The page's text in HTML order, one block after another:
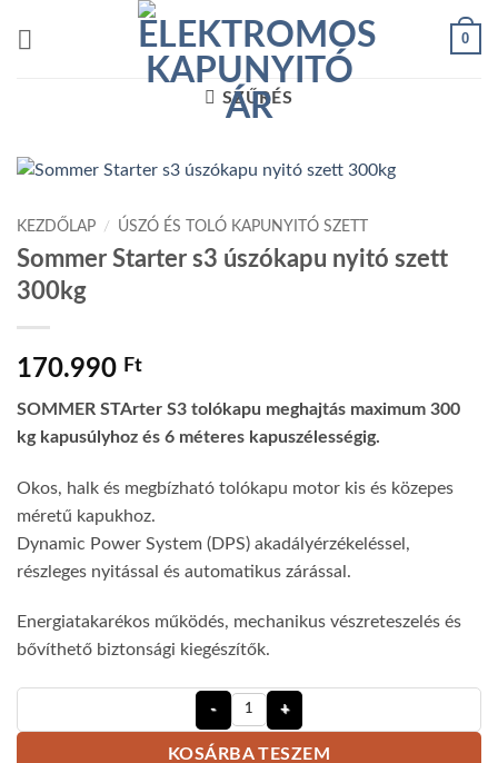
0
SZŰRÉS
KEZDŐLAP / ÚSZÓ ÉS TOLÓ KAPUNYITÓ SZETT
Sommer Starter s3 úszókapu nyitó szett
300kg
170.990 Ft
SOMMER STArter S3 tolókapu meghajtás maximum 300
kg kapusúlyhoz és 6 méteres kapuszélességig.
Okos, halk és megbízható tolókapu motor kis és közepes
méretű kapukhoz.
Dynamic Power System (DPS) akadályérzékeléssel,
részleges nyitással és automatikus zárással.
Energiatakarékos működés, mechanikus vészreteszelés és
bővíthető biztonsági kiegészítők.
Sommer Starter s3 úszókapu nyitó
KOSÁRBA TESZEM